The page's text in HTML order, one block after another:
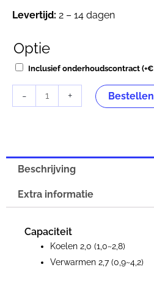
Levertijd: 2 – 14 dagen
Optie
Inclusief onderhoudscontract (+€
-
Mitsubishi
Heavy
20ZS-
zwart-
wit
aantal
+ Bestellen
Beschrijving
Extra informatie
Capaciteit
Koelen 2,0 (1,0~2,8)
Verwarmen 2,7 (0,9~4,2)